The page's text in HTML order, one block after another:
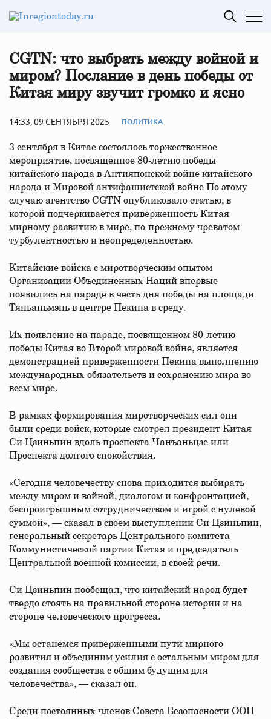
CGTN: что выбрать между войной и
миром? Послание в день победы от
Китая миру звучит громко и ясно
14:33, 09 СЕНТЯБРЯ 2025 ПОЛИТИКА
3 сентября в Китае состоялось торжественное
мероприятие, посвященное 80-летию победы
китайского народа в Антияпонской войне китайского
народа и Мировой антифашистской войне По этому
случаю агентство CGTN опубликовало статью, в
которой подчеркивается приверженность Китая
мирному развитию в мире, по-прежнему чреватом
турбулентностью и неопределенностью.
Китайские войска с миротворческим опытом
Организации Объединенных Наций впервые
появились на параде в честь дня победы на площади
Тяньаньмэнь в центре Пекина в среду.
Их появление на параде, посвященном 80-летию
победы Китая во Второй мировой войне, является
демонстрацией приверженности Пекина выполнению
международных обязательств и сохранению мира во
всем мире.
В рамках формирования миротворческих сил они
были среди войск, которые смотрел президент Китая
Си Цзиньпин вдоль проспекта Чанъаньцзе или
Проспекта долгого спокойствия.
«Сегодня человечеству снова приходится выбирать
между миром и войной, диалогом и конфронтацией,
беспроигрышным сотрудничеством и игрой с нулевой
суммой», — сказал в своем выступлении Си Цзиньпин,
генеральный секретарь Центрального комитета
Коммунистической партии Китая и председатель
Центральной военной комиссии, в своей речи.
Си Цзиньпин пообещал, что китайский народ будет
твердо стоять на правильной стороне истории и на
стороне человеческого прогресса.
«Мы останемся приверженными пути мирного
развития и объединим усилия с остальным миром для
создания сообщества с общим будущим для
человечества», — сказал он.
Среди постоянных членов Совета Безопасности ООН